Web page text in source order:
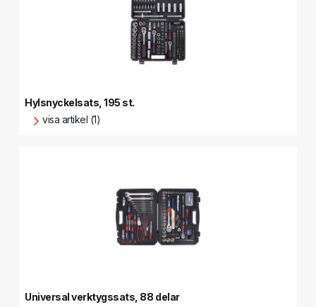
Hylsnyckelsats, 195 st.
visa artikel (1)
Universal verktygssats, 88 delar